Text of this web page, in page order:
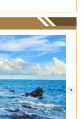
next